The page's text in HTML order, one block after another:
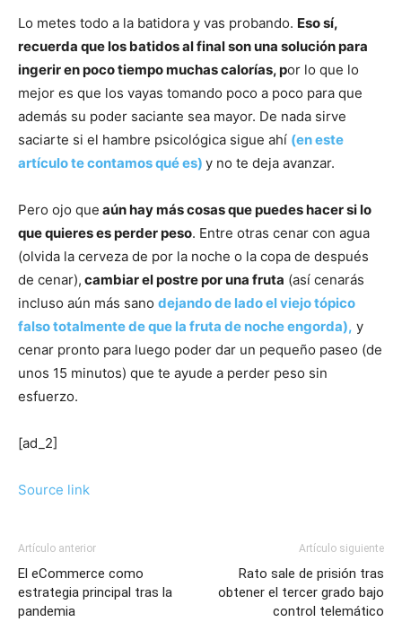
Lo metes todo a la batidora y vas probando. Eso sí,
recuerda que los batidos al final son una solución para
ingerir en poco tiempo muchas calorías, por lo que lo
mejor es que los vayas tomando poco a poco para que
además su poder saciante sea mayor. De nada sirve
saciarte si el hambre psicológica sigue ahí (en este
artículo te contamos qué es) y no te deja avanzar.
Pero ojo que aún hay más cosas que puedes hacer si lo
que quieres es perder peso. Entre otras cenar con agua
(olvida la cerveza de por la noche o la copa de después
de cenar), cambiar el postre por una fruta (así cenarás
incluso aún más sano dejando de lado el viejo tópico
falso totalmente de que la fruta de noche engorda), y
cenar pronto para luego poder dar un pequeño paseo (de
unos 15 minutos) que te ayude a perder peso sin
esfuerzo.
[ad_2]
Source link
Artículo anterior
El eCommerce como
estrategia principal tras la
pandemia
Artículo siguiente
Rato sale de prisión tras
obtener el tercer grado bajo
control telemático